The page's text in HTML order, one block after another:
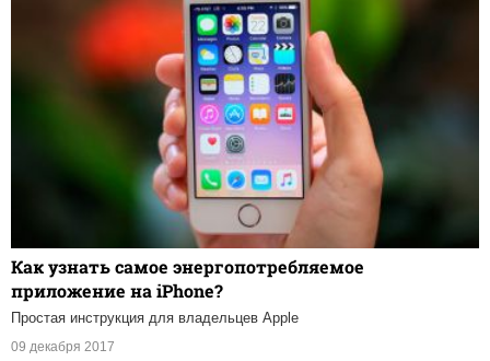
Как узнать самое энергопотребляемое
приложение на iPhone?
Простая инструкция для владельцев Apple
09 декабря 2017